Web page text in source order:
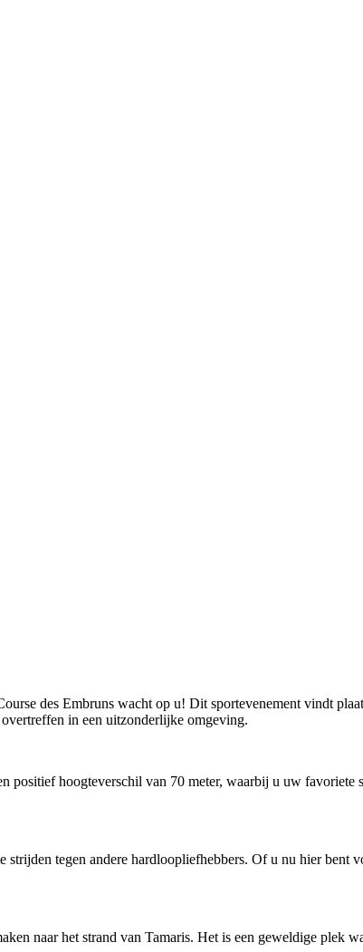
des Embruns wacht op u! Dit sportevenement vindt
in een uitzonderlijke omgeving.
positief hoogteverschil van 70 meter, waarbij u uw
strijden tegen andere hardloopliefhebbers. Of u nu hier
naar het strand van Tamaris. Het is een geweldige plek